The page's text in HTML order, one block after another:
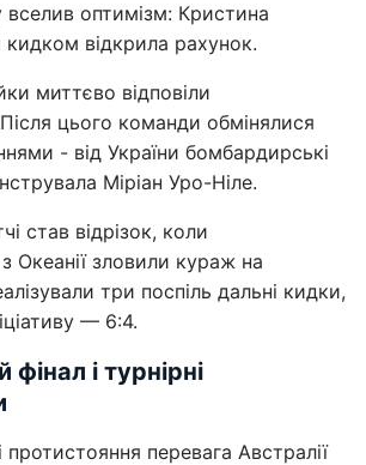
оптимізм: Кристина
відкрила рахунок.
миттєво відповіли
цього команди обмінялися
- від України бомбардирські
Міріан Уро-Ніле.
став відрізок, коли
Океанії зловили кураж на
три поспіль дальні кидки,
— 6:4.
і турнірні
перевага Австралії